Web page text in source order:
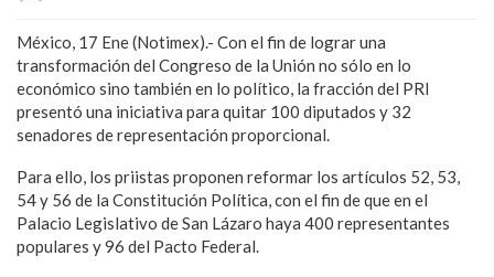
México, 17 Ene (Notimex).- Con el fin de lograr una
transformación del Congreso de la Unión no sólo en lo
económico sino también en lo político, la fracción del PRI
presentó una iniciativa para quitar 100 diputados y 32
senadores de representación proporcional.
Para ello, los priistas proponen reformar los artículos 52, 53,
54 y 56 de la Constitución Política, con el fin de que en el
Palacio Legislativo de San Lázaro haya 400 representantes
populares y 96 del Pacto Federal.